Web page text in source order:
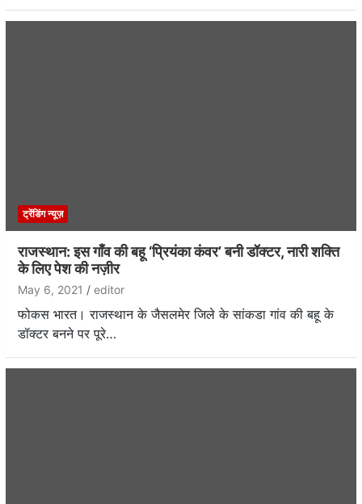
ट्रेंडिंग न्यूज़
राजस्थान: इस गाँव की बहू ‘प्रियंका कंवर’ बनी डॉक्टर, नारी शक्ति
के लिए पेश की नज़ीर
May 6, 2021 editor
फोकस भारत। राजस्थान के जैसलमेर जिले के सांकडा गांव की बहू के
डॉक्टर बनने पर पूरे…